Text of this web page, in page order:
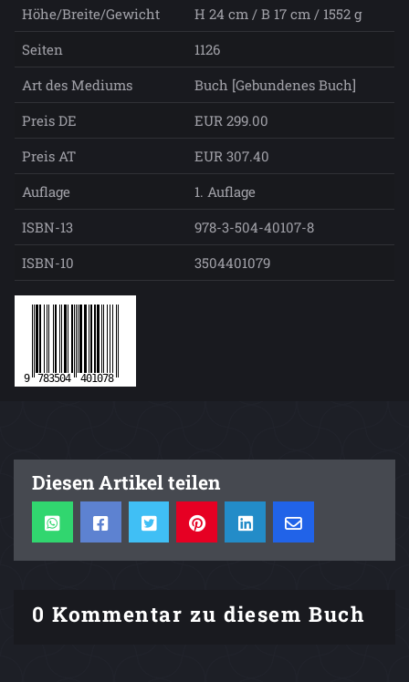
Höhe/Breite/Gewicht
H 24 cm / B 17 cm / 1552 g
Seiten
1126
Art des Mediums
Buch [Gebundenes Buch]
Preis DE
EUR 299.00
Preis AT
EUR 307.40
Auflage
1. Auflage
ISBN-13
978-3-504-40107-8
ISBN-10
3504401079
Diesen Artikel teilen
0 Kommentar zu diesem Buch